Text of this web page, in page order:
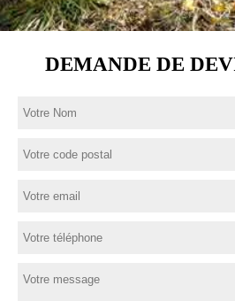
DEMANDE DE